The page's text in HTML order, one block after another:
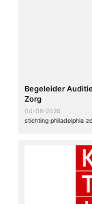
Begeleider
Zorg
04-08-2026
stichting philadelphia